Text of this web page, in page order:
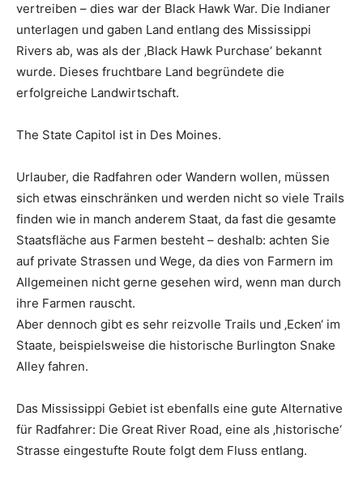
vertreiben – dies war der Black Hawk War. Die Indianer
unterlagen und gaben Land entlang des Mississippi
Rivers ab, was als der ‚Black Hawk Purchase‘ bekannt
wurde. Dieses fruchtbare Land begründete die
erfolgreiche Landwirtschaft.
The State Capitol ist in Des Moines.
Urlauber, die Radfahren oder Wandern wollen, müssen
sich etwas einschränken und werden nicht so viele Trails
finden wie in manch anderem Staat, da fast die gesamte
Staatsfläche aus Farmen besteht – deshalb: achten Sie
auf private Strassen und Wege, da dies von Farmern im
Allgemeinen nicht gerne gesehen wird, wenn man durch
ihre Farmen rauscht.
Aber dennoch gibt es sehr reizvolle Trails und ‚Ecken‘ im
Staate, beispielsweise die historische Burlington Snake
Alley fahren.
Das Mississippi Gebiet ist ebenfalls eine gute Alternative
für Radfahrer: Die Great River Road, eine als ‚historische‘
Strasse eingestufte Route folgt dem Fluss entlang.